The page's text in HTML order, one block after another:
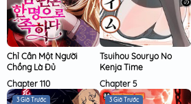
Chỉ Cần Một Người
Chồng Là Đủ
Chapter 110
Tsuihou Souryo No
Kenja Time
Chapter 5
3 Giờ Trước 3 Giờ Trước